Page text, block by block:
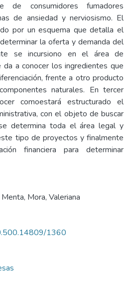
consumidores fumadores
de ansiedad y nerviosismo. El
por un esquema que detalla el
la oferta y demanda del
se incursiono en el área de
da a conocer los ingredientes que
frente a otro producto
naturales. En tercer
comoestará estructurado el
con el objeto de buscar
determina toda el área legal y
tipo de proyectos y finalmente
financiera para determinar
Menta, Mora, Valeriana
1360